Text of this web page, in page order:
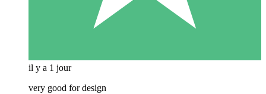
il y a 1 jour
very good for design